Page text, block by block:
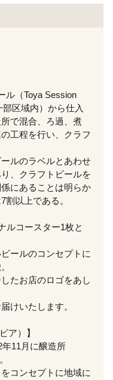
ル（Toya Session
区域内）から仕入
で混合、ろ過、煮
工程を行い、クラフ
ルのラベルとあわせ
、クラフトビールを
にあることは明らか
以上である。
ルコースター1枚と
ールのコンセプトに
たお店のロゴをあし
けいたします。
ア）】
11月に醸造所
コンセプトに地域に